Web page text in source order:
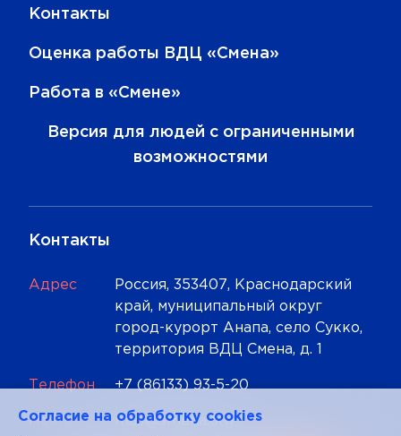
Контакты
Оценка работы ВДЦ «Смена»
Работа в «Смене»
Версия для людей с ограниченными
возможностями
Контакты
Адрес
Россия, 353407, Краснодарский
край, муниципальный округ
город-курорт Анапа, село Сукко,
территория ВДЦ Смена, д. 1
Телефон +7 (86133) 93-5-20
Почта mail@smena.org
Cогласие на обработку cookies